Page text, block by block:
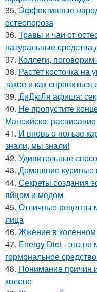
35. Эффективные
остеопороза
36. Травы и чаи от
натуральные средства
37. Коллеги,
38. Растет косточка на
такое и как справиться
39. ДиДюЛя афиша:
40. Не пропустите
Мансийске:
41. И вновь о пользе
знали, мы знали!
42. Удивительные
43. Домашние куриные
44. Секреты создания
яйцом и медом
45. Отличные рецепты
лица
46. Жжение в коленном
47. Energy Diet - это не
гормональное
48. Понимание причин
колене